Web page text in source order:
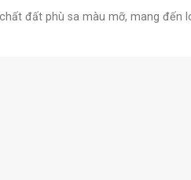
đất phù sa màu mỡ, mang đến